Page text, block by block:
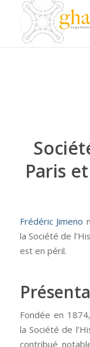
Paris
Frédéric Jimeno
la Société de
est en péril.
Fondée en
la Société de
contribué